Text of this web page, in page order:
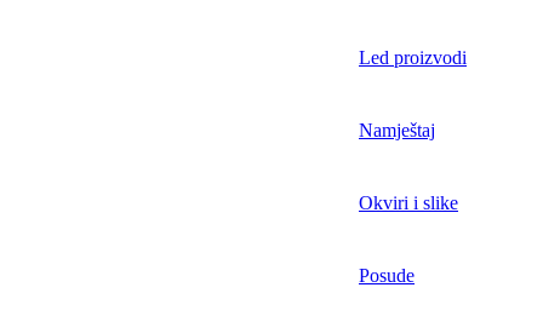
Led proizvodi
Namještaj
Okviri i slike
Posude